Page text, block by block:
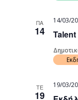
ΠΑ
14 Talent
14/03/
ΤΕ
19
19/03/